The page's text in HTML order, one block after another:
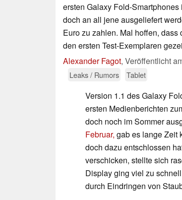
ersten Galaxy Fold-
doch an all jene ausgeliefert
Euro zu zahlen. Mal hoffen,
den ersten Test-Exemplaren
Alexander Fagot, Veröffentlicht
Leaks / Rumors
Tablet
Version 1.1 des Galaxy
ersten Medienberichten
doch noch im Sommer
Februar, gab es lange Zeit
doch dazu entschlossen
verschicken, stellte sich
Display ging viel zu
durch Eindringen von